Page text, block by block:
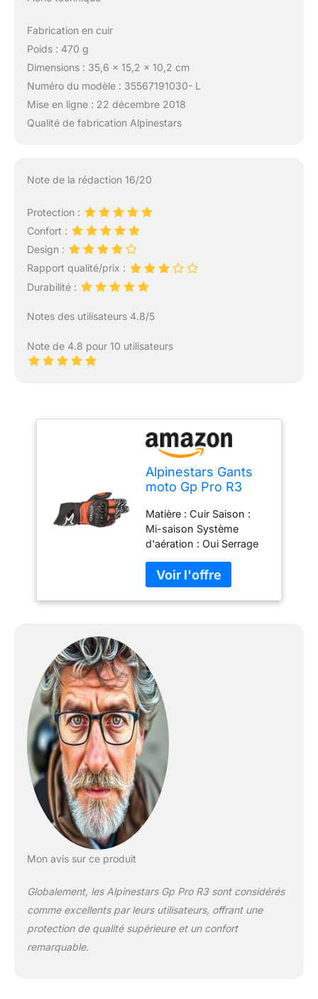
Fabrication en cuir
Poids : 470 g
Dimensions : 35,6 x 15,2 x 10,2 cm
Numéro du modèle : 35567191030- L
Mise en ligne : 22 décembre 2018
Qualité de fabrication Alpinestars
Note de la rédaction 16/20
Protection :
Confort :
Design :
Rapport qualité/prix :
Durabilité :
Notes des utilisateurs 4.8/5
Note de 4.8 pour 10 utilisateurs
Alpinestars Gants
moto Gp Pro R3
Fluo, Noir/Rouge, L
Matière : Cuir Saison :
Mi-saison Système
d'aération : Oui Serrage
phalanges : Oui
Mon avis sur ce produit
Globalement, les Alpinestars Gp Pro R3 sont considérés
comme excellents par leurs utilisateurs, offrant une
protection de qualité supérieure et un confort
remarquable.